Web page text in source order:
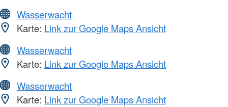
Wasserwacht
Karte: Link zur Google Maps Ansicht
Wasserwacht
Karte: Link zur Google Maps Ansicht
Wasserwacht
Karte: Link zur Google Maps Ansicht